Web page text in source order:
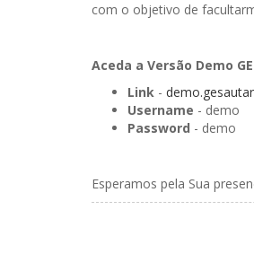
com o objetivo de
Aceda a Versão Demo
Link -
Username - demo
Password - demo
Esperamos pela Sua